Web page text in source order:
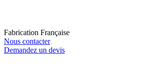
Fabrication Française
Nous contacter
Demandez un devis